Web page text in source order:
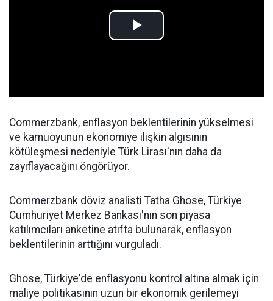
Commerzbank, enflasyon beklentilerinin yükselmesi
ve kamuoyunun ekonomiye ilişkin algısının
kötüleşmesi nedeniyle Türk Lirası'nın daha da
zayıflayacağını öngörüyor.
Commerzbank döviz analisti Tatha Ghose, Türkiye
Cumhuriyet Merkez Bankası'nın son piyasa
katılımcıları anketine atıfta bulunarak, enflasyon
beklentilerinin arttığını vurguladı.
Ghose, Türkiye'de enflasyonu kontrol altına almak için
maliye politikasının uzun bir ekonomik gerilemeyi